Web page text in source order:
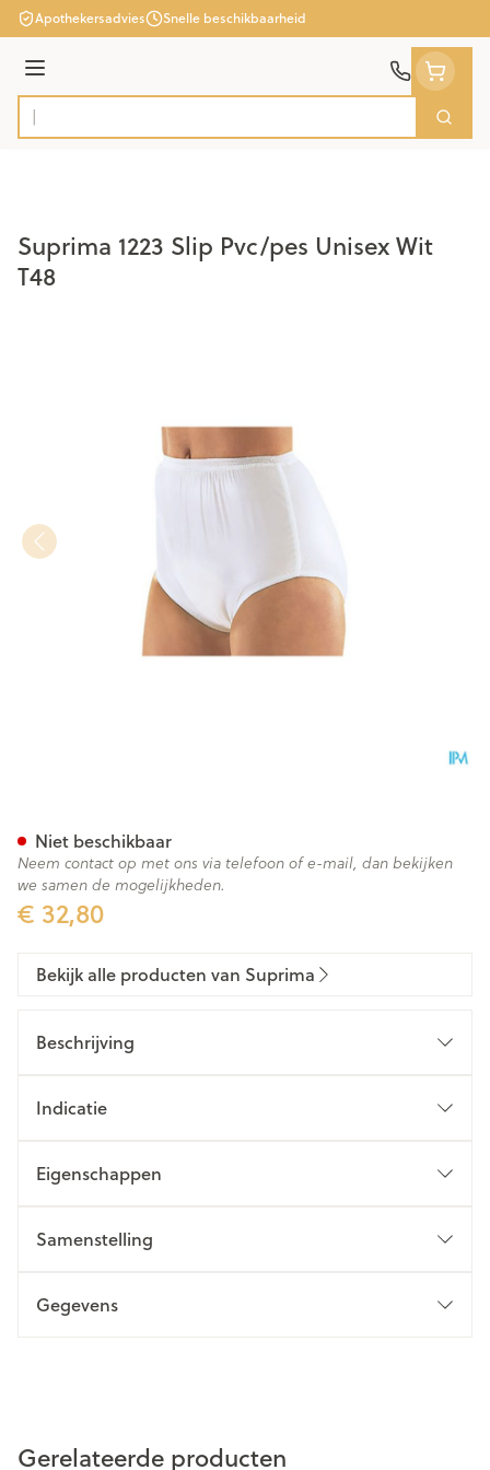
Ga naar de inhoud
Apothekersadvies Snelle beschikbaarheid
Menu
Product, merk, categorie...
Zoek
Suprima 1223 Slip Pvc/pes Unisex Wit
T48
€ 32,80
Niet beschikbaar
Neem contact op met ons via telefoon of e-mail, dan bekijken
we samen de mogelijkheden.
Bekijk alle producten van Suprima
Beschrijving
Indicatie
Eigenschappen
Samenstelling
Gegevens
Gerelateerde producten